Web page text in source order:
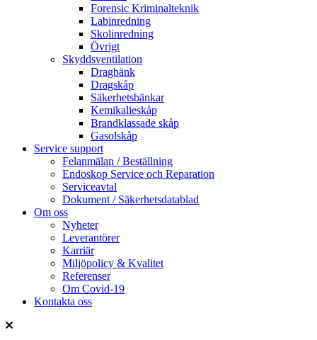
Forensic Kriminalteknik
Labinredning
Skolinredning
Övrigt
Skyddsventilation
Dragbänk
Dragskåp
Säkerhetsbänkar
Kemikalieskåp
Brandklassade skåp
Gasolskåp
Service support
Felanmälan / Beställning
Endoskop Service och Reparation
Serviceavtal
Dokument / Säkerhetsdatablad
Om oss
Nyheter
Leverantörer
Karriär
Miljöpolicy & Kvalitet
Referenser
Om Covid-19
Kontakta oss